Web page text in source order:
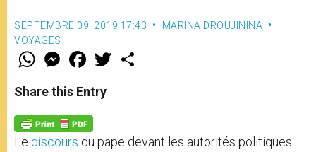
SEPTEMBRE 09, 2019 17:43
MARINA DROUJININA
VOYAGES
W
t
s
p
p
M
e
s
e
g
e
r
F
a
e
b
o
k
w
Share this Entry
Le discours du pape devant les autorités politiques